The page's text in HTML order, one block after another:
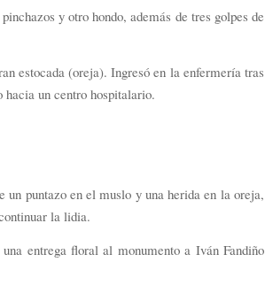
y otro hondo, además de tres golpes de
estocada (oreja). Ingresó en la enfermería tras
un centro hospitalario.
puntazo en el muslo y una herida en la oreja,
la lidia.
entrega floral al monumento a Iván Fandiño